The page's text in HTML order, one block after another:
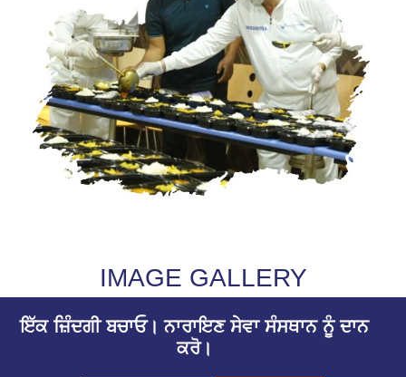
IMAGE GALLERY
ਇੱਕ ਜ਼ਿੰਦਗੀ ਬਚਾਓ। ਨਾਰਾਇਣ ਸੇਵਾ ਸੰਸਥਾਨ ਨੂੰ ਦਾਨ
ਕਰੋ।